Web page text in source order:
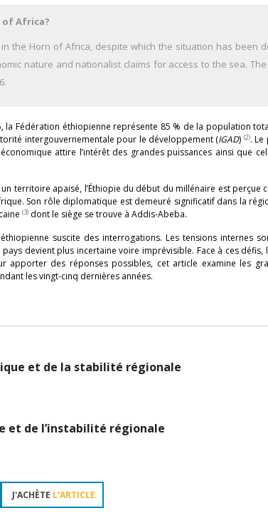
of Africa?
the Horn of Africa, despite which the situation has been
nature and nationalist claims for access to the sea.
la Fédération éthiopienne représente 85 % de la population
intergouvernementale pour le développement (IGAD) (2). Le
attire l’intérêt des grandes puissances ainsi que
territoire apaisé, l’Éthiopie du début du millénaire est perçue
Son rôle diplomatique est demeuré significatif dans la
(3) dont le siège se trouve à Addis-Abeba.
suscite des interrogations. Les tensions internes
devient plus incertaine voire imprévisible. Face à ces défis,
apporter des réponses possibles, cet article examine les
les vingt-cinq dernières années.
et de la stabilité régionale
et de l’instabilité régionale
J'ACHÈTE L'ARTICLE